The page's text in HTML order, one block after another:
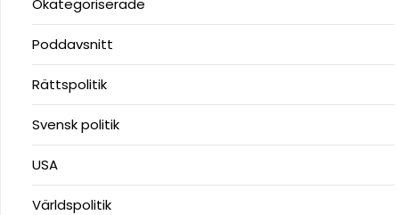
Poddavsnitt
Rättspolitik
Svensk politik
USA
Världspolitik